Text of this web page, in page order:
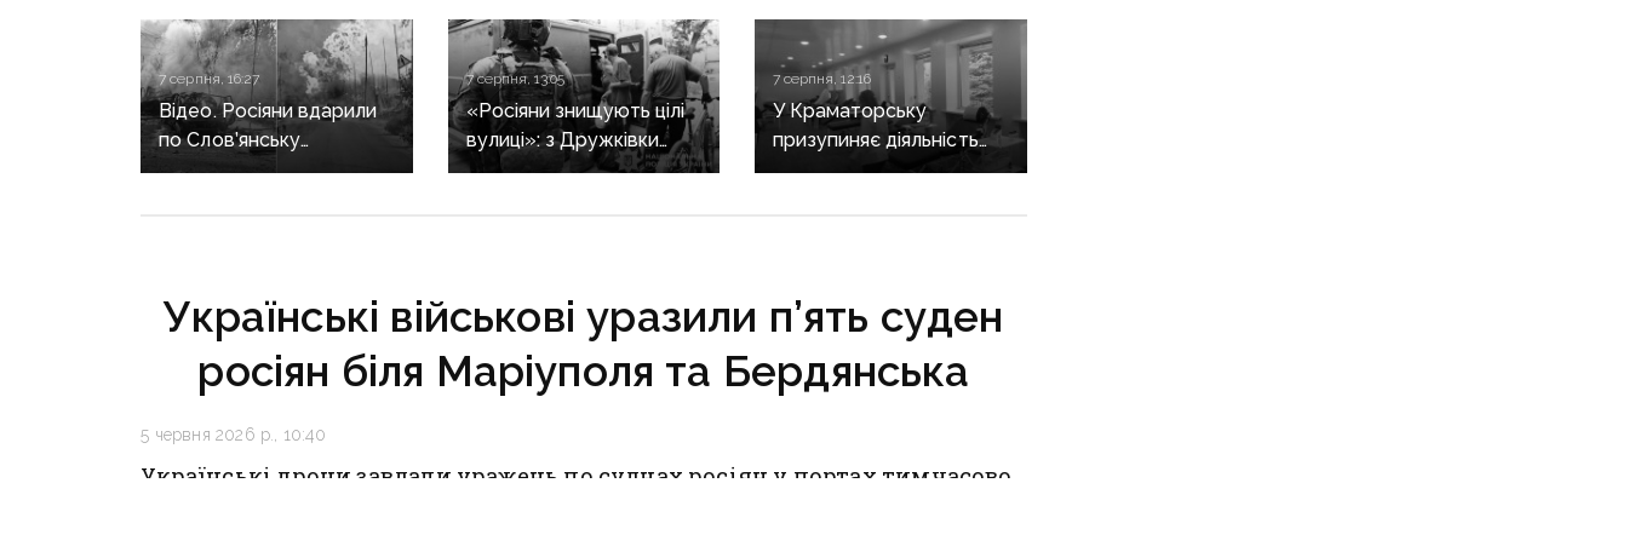
7 серпня, 16:27
Відео. Росіяни вдарили
по Слов’янську
«Торнадо-С»: загинула
7 серпня, 13:05
«Росіяни знищують цілі
вулиці»: з Дружківки
триває евакуація, одна з
7 серпня, 12:16
У Краматорську
призупиняє діяльність
станція переливання
Українські військові уразили п’ять суден
росіян біля Маріуполя та Бердянська
5 червня 2026 р., 10:40
Українські дрони завдали уражень по суднах росіян у портах тимчасово